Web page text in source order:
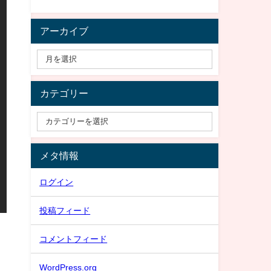
アーカイブ
カテゴリー
メタ情報
ログイン
投稿フィード
コメントフィード
WordPress.org